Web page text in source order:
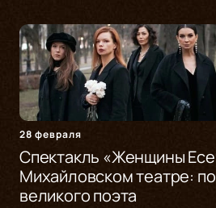
28 февраля
Спектакль «Женщины
Михайловском театре:
великого поэта